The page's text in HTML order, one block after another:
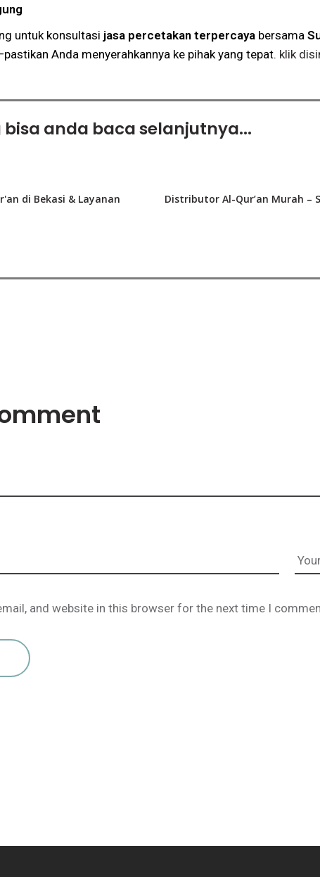
untuk konsultasi jasa percetakan terpercaya bersama
Anda menyerahkannya ke pihak yang tepat. klik
anda baca selanjutnya...
di Bekasi & Layanan
Distributor Al-Qur’an Murah –
and website in this browser for the next time I